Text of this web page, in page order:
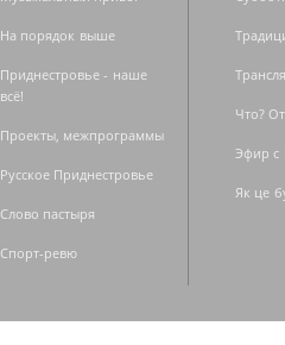
На порядок выше
Приднестровье - наше
всё!
Проекты, межпрограммы
Русское Приднестровье
Слово пастыря
Спорт-ревю
Что?
Эфир с
Як це